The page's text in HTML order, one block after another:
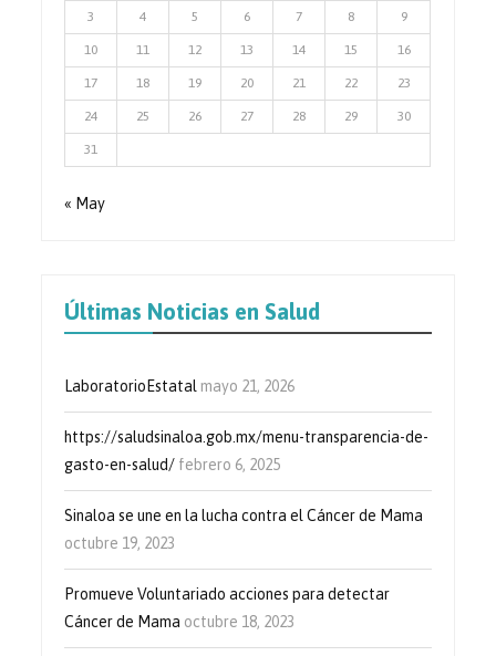
3 4 5 6 7 8 9
10 11 12 13 14 15 16
17 18 19 20 21 22 23
24 25 26 27 28 29 30
31
« May
Últimas Noticias en Salud
LaboratorioEstatal mayo 21, 2026
https://saludsinaloa.gob.mx/menu-transparencia-de-
gasto-en-salud/ febrero 6, 2025
Sinaloa se une en la lucha contra el Cáncer de Mama
octubre 19, 2023
Promueve Voluntariado acciones para detectar
Cáncer de Mama octubre 18, 2023